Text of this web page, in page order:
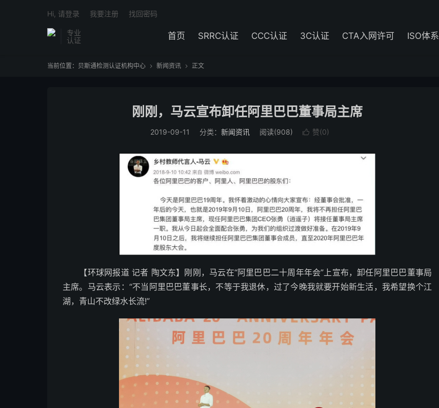
专业
认证
首页 SRRC认证 CCC认证 3C认证 CTA入网许可 ISO体系
Hi, 请登录 我要注册 找回密码
当前位置： 贝斯通检测认证机构中心  新闻资讯  正文
刚刚，马云宣布卸任阿里巴巴董事局主席
2019-09-11 分类： 新闻资讯 阅读(908)  赞(0)
【环球网报道 记者 陶文东】刚刚，马云在“阿里巴巴二十周年年会”上宣布，卸任阿里巴巴董事局
主席。马云表示：“不当阿里巴巴董事长，不等于我退休，过了今晚我就要开始新生活，我希望换个江
湖，青山不改绿水长流!”